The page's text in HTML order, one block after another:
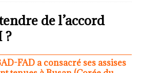
de l’accord
?
FAD a consacré ses assises